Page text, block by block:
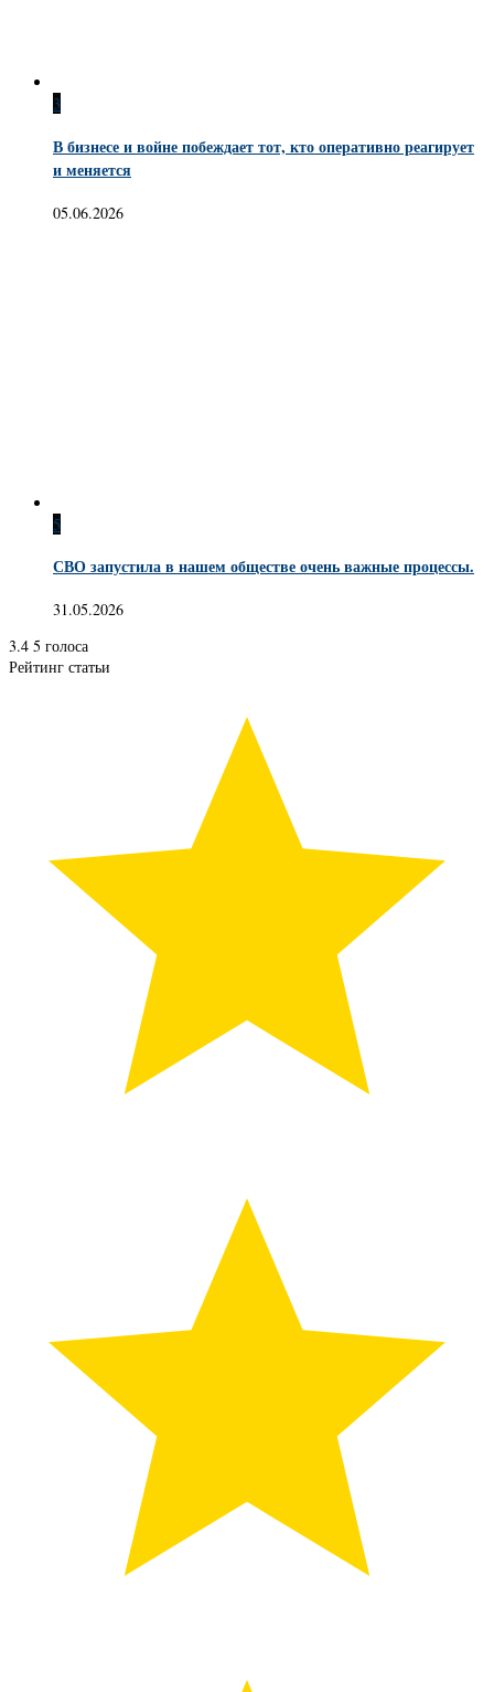
3
В бизнесе и войне побеждает тот, кто оперативно реагирует
и меняется
05.06.2026
5
СВО запустила в нашем обществе очень важные процессы.
31.05.2026
3.4 5 голоса
Рейтинг статьи